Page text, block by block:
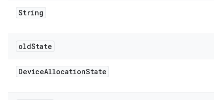
String
oldState
DeviceAllocationState